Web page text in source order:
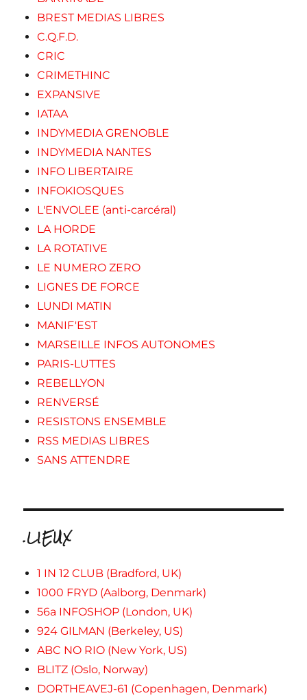
BREST MEDIAS LIBRES
C.Q.F.D.
CRIC
CRIMETHINC
EXPANSIVE
IATAA
INDYMEDIA GRENOBLE
INDYMEDIA NANTES
INFO LIBERTAIRE
INFOKIOSQUES
L'ENVOLEE (anti-carcéral)
LA HORDE
LA ROTATIVE
LE NUMERO ZERO
LIGNES DE FORCE
LUNDI MATIN
MANIF'EST
MARSEILLE INFOS AUTONOMES
PARIS-LUTTES
REBELLYON
RENVERSÉ
RESISTONS ENSEMBLE
RSS MEDIAS LIBRES
SANS ATTENDRE
.LIEUX
1 IN 12 CLUB (Bradford, UK)
1000 FRYD (Aalborg, Denmark)
56a INFOSHOP (London, UK)
924 GILMAN (Berkeley, US)
ABC NO RIO (New York, US)
BLITZ (Oslo, Norway)
DORTHEAVEJ-61 (Copenhagen, Denmark)